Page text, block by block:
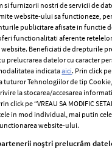
Awards
Termeni
Politica
Politica
femei
si furnizorii nostri de servicii de
website-ului sa functioneze,
publicitare afisate in functie
functionalitati aferente
Beneficiati de drepturile
prelucrarea datelor cu caracter
indicataaici. Prin click pe
tuturor Tehnologiilor de tip
la stocarea/accesarea
click pe “VREAU SA MODIFIC
in mod individual, mai putin
website-ului.
noștri prelucrăm